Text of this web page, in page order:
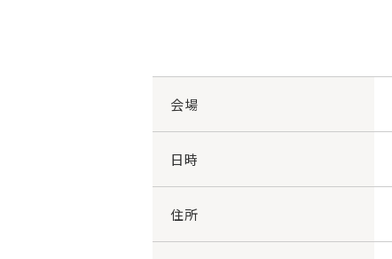
会場
日時
住所